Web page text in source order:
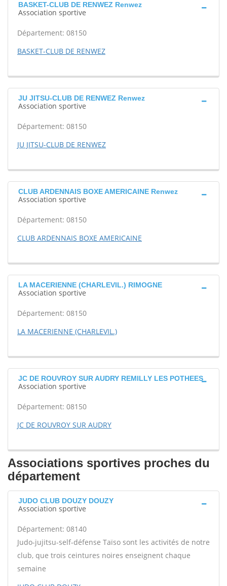
BASKET-CLUB DE RENWEZ Renwez
Association sportive
Département: 08150
BASKET-CLUB DE RENWEZ
JU JITSU-CLUB DE RENWEZ Renwez
Association sportive
Département: 08150
JU JITSU-CLUB DE RENWEZ
CLUB ARDENNAIS BOXE AMERICAINE Renwez
Association sportive
Département: 08150
CLUB ARDENNAIS BOXE AMERICAINE
LA MACERIENNE (CHARLEVIL.) RIMOGNE
Association sportive
Département: 08150
LA MACERIENNE (CHARLEVIL.)
JC DE ROUVROY SUR AUDRY REMILLY LES POTHEES
Association sportive
Département: 08150
JC DE ROUVROY SUR AUDRY
Associations sportives proches du
département
JUDO CLUB DOUZY DOUZY
Association sportive
Département: 08140
Judo-jujitsu-self-défense Taïso sont les activités de notre
club, que trois ceintures noires enseignent chaque
semaine